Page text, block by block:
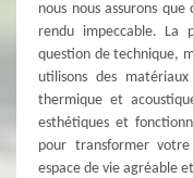
nous nous assurons
rendu impeccable. La
question de technique,
utilisons des
thermique et
esthétiques et
pour transformer
espace de vie agréable